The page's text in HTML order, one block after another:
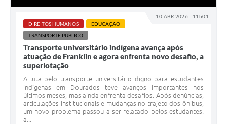
10 ABR 2026 - 11h01
DIREITOS HUMANOS
EDUCAÇÃO
TRANSPORTE PÚBLICO
Transporte universitário indígena avança após
atuação de Franklin e agora enfrenta novo desafio, a
superlotação
A luta pelo transporte universitário digno para estudantes
indígenas em Dourados teve avanços importantes nos
últimos meses, mas ainda enfrenta desafios. Após denúncias,
articulações institucionais e mudanças no trajeto dos ônibus,
um novo problema passou a ser relatado pelos estudantes:
a...